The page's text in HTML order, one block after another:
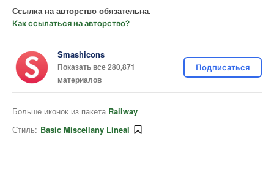
Ссылка на авторство обязательна.
Как ссылаться на авторство?
Smashicons
Показать все 280,871
материалов
Подписаться
Больше иконок из пакета Railway
Стиль: Basic Miscellany Lineal